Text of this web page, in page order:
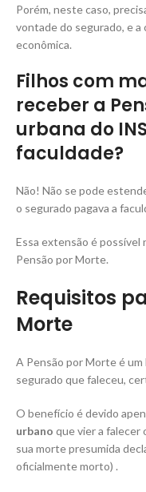
Porém, neste caso,
vontade do segurado, e a
econômica.
Filhos com
receber a
urbana do
faculdade?
Não! Não se pode
o segurado pagava a
Essa extensão é possível
Pensão por Morte.
Requisitos
Morte
A Pensão por Morte é
segurado que faleceu,
O benefício é devido
urbano que vier a falecer
sua morte presumida
oficialmente morto) .